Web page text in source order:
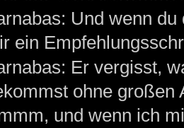
Und wenn
ein
Er vergisst,
ohne großen
und wenn ich